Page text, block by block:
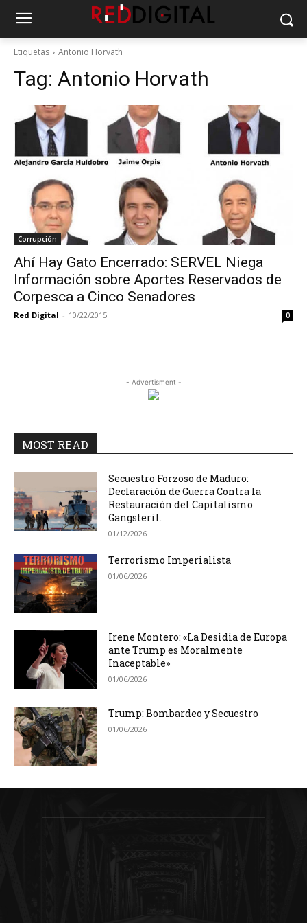
Etiquetas Antonio Horvath
Tag: Antonio Horvath
Corrupción
Ahí Hay Gato Encerrado: SERVEL Niega
Información sobre Aportes Reservados de
Corpesca a Cinco Senadores
Red Digital - 10/22/2015 0
- Advertisment -
MOST READ
Secuestro Forzoso de Maduro:
Declaración de Guerra Contra la
Restauración del Capitalismo
Gangsteril.
01/12/2026
Terrorismo Imperialista
01/06/2026
Irene Montero: «La Desidia de Europa
ante Trump es Moralmente
Inaceptable»
01/06/2026
Trump: Bombardeo y Secuestro
01/06/2026